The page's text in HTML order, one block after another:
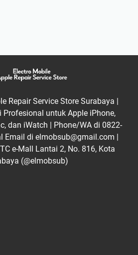
Repair Service Store Surabaya |
Profesional untuk Apple iPhone,
dan iWatch | Phone/WA di 0822-
Email di elmobsub@gmail.com |
e-Mall Lantai 2, No. 816, Kota
(@elmobsub)